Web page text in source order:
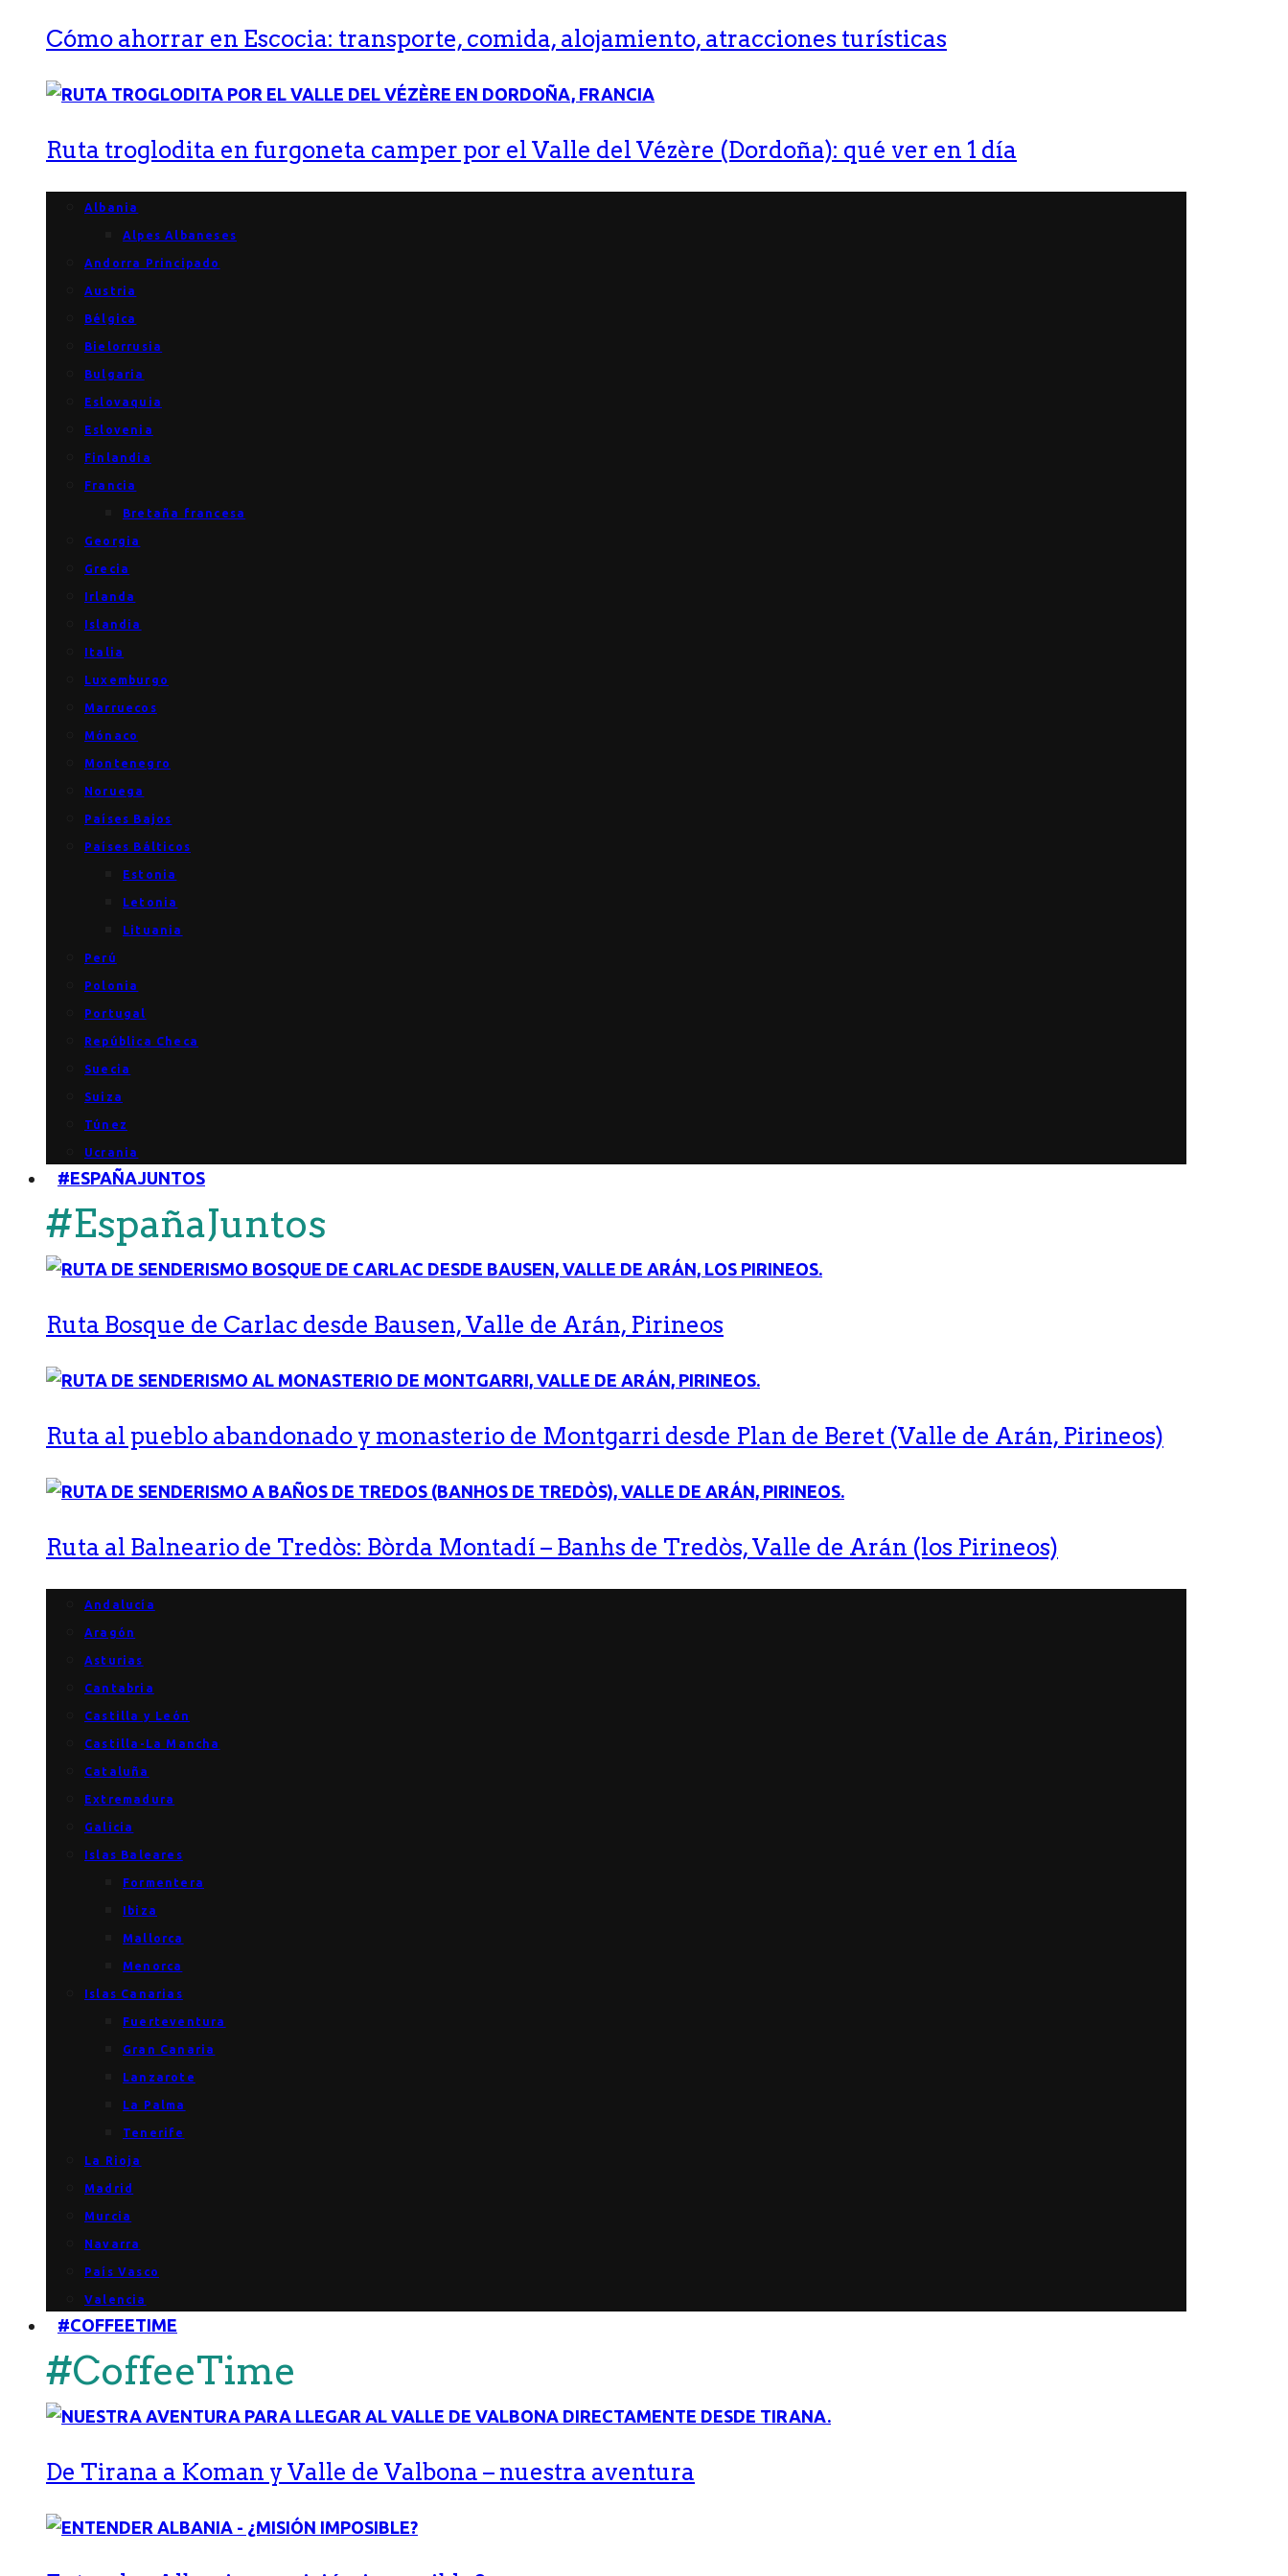
Cómo ahorrar en Escocia: transporte, comida, alojamiento, atracciones turísticas
Ruta troglodita en furgoneta camper por el Valle del Vézère (Dordoña): qué ver en 1 día
Albania
Alpes Albaneses
Andorra Principado
Austria
Bélgica
Bielorrusia
Bulgaria
Eslovaquia
Eslovenia
Finlandia
Francia
Bretaña francesa
Georgia
Grecia
Irlanda
Islandia
Italia
Luxemburgo
Marruecos
Mónaco
Montenegro
Noruega
Países Bajos
Países Bálticos
Estonia
Letonia
Lituania
Perú
Polonia
Portugal
República Checa
Suecia
Suiza
Túnez
Ucrania
#ESPAÑAJUNTOS
#EspañaJuntos
Ruta Bosque de Carlac desde Bausen, Valle de Arán, Pirineos
Ruta al pueblo abandonado y monasterio de Montgarri desde Plan de Beret (Valle de Arán, Pirineos)
Ruta al Balneario de Tredòs: Bòrda Montadí – Banhs de Tredòs, Valle de Arán (los Pirineos)
Andalucía
Aragón
Asturias
Cantabria
Castilla y León
Castilla-La Mancha
Cataluña
Extremadura
Galicia
Islas Baleares
Formentera
Ibiza
Mallorca
Menorca
Islas Canarias
Fuerteventura
Gran Canaria
Lanzarote
La Palma
Tenerife
La Rioja
Madrid
Murcia
Navarra
País Vasco
Valencia
#COFFEETIME
#CoffeeTime
De Tirana a Koman y Valle de Valbona – nuestra aventura